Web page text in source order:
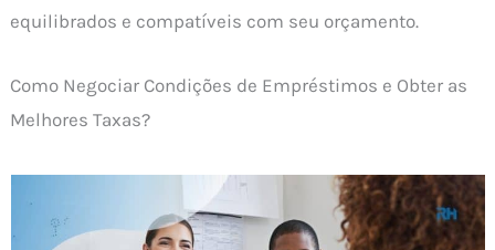
equilibrados e compatíveis com seu orçamento.
Como Negociar Condições de Empréstimos e Obter as
Melhores Taxas?